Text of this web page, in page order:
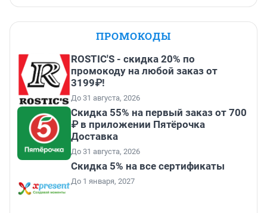
ПРОМОКОДЫ
ROSTIC'S - скидка 20% по
промокоду на любой заказ от
3199₽!
До 31 августа, 2026
Скидка 55% на первый заказ от 700
₽ в приложении Пятёрочка
Доставка
До 31 августа, 2026
Скидка 5% на все сертификаты
До 1 января, 2027